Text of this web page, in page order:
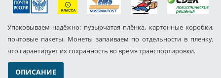
Упаковываем надёжно: пузырчатая плёнка, картонные коробки,
почтовые пакеты. Монеты запаиваем по отдельности в пленку,
что гарантирует их сохранность во время транспортировки.
ОПИСАНИЕ